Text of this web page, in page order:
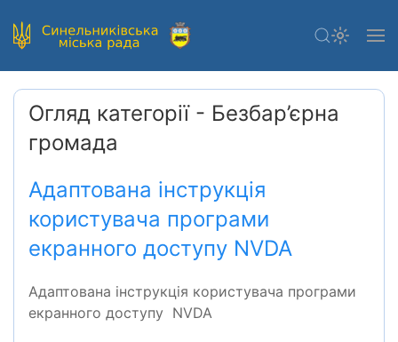
Огляд категорії - Безбар’єрна
громада
Адаптована інструкція
користувача програми
екранного доступу NVDA
Адаптована інструкція користувача програми
екранного доступу NVDA